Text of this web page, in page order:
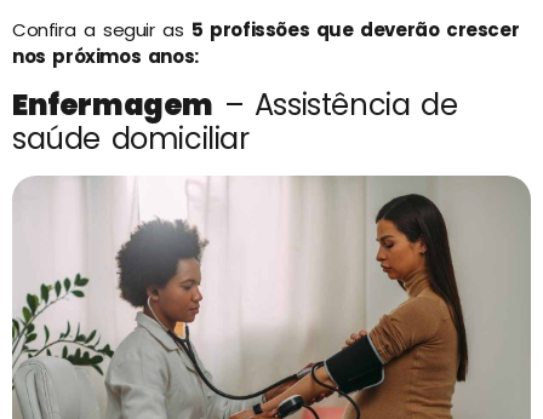
Confira a seguir as 5 profissões que deverão crescer
nos próximos anos:
Enfermagem – Assistência de
saúde domiciliar